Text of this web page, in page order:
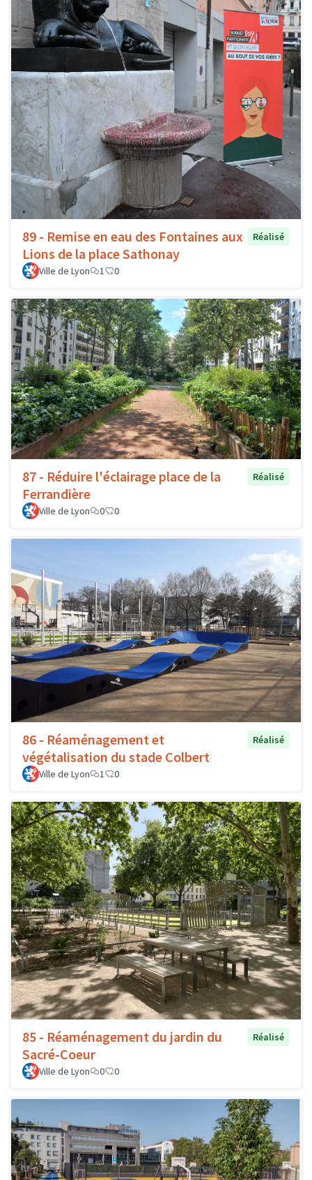
89 - Remise en eau des Fontaines aux
Lions de la place Sathonay
Réalisé
Ville de Lyon 1 0
87 - Réduire l'éclairage place de la
Ferrandière
Réalisé
Ville de Lyon 0 0
86 - Réaménagement et
végétalisation du stade Colbert
Réalisé
Ville de Lyon 1 0
85 - Réaménagement du jardin du
Sacré-Coeur
Réalisé
Ville de Lyon 0 0